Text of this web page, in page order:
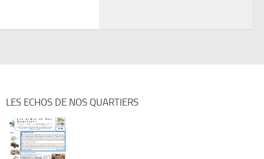
LES ECHOS DE NOS QUARTIERS